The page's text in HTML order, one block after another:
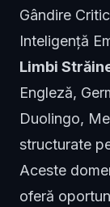
Gândire
Inteligență
Limbi
Engleză,
Duolingo,
structurate
Aceste
oferă